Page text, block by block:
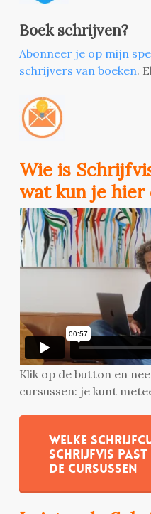
Boek schrijven?
Abonneer je op mijn
schrijvers van boeken.
Wie is
wat kun je hier
Klik op de button en
cursussen: je kunt
Welke
Schrijfvis
de cursussen